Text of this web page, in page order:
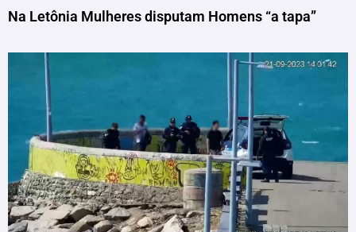
Na Letônia Mulheres disputam Homens “a tapa”